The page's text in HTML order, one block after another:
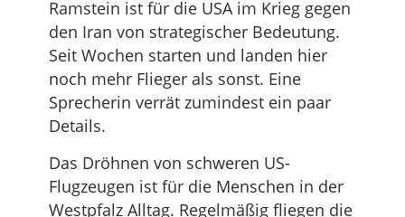
Ramstein ist für die USA im Krieg gegen
den Iran von strategischer Bedeutung.
Seit Wochen starten und landen hier
noch mehr Flieger als sonst. Eine
Sprecherin verrät zumindest ein paar
Details.
Das Dröhnen von schweren US-
Flugzeugen ist für die Menschen in der
Westpfalz Alltag. Regelmäßig fliegen die